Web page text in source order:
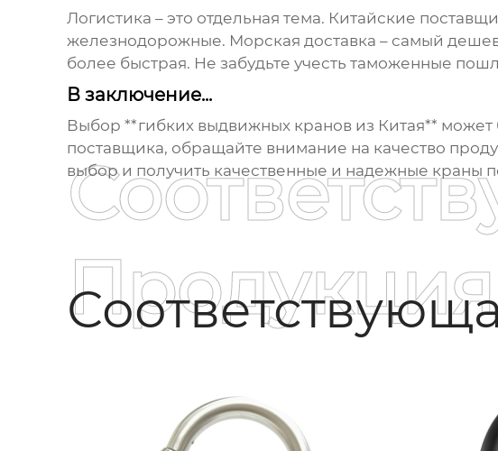
Логистика – это отдельная тема. Китайские
железнодорожные. Морская доставка – самый
более быстрая. Не забудьте учесть таможенные
В заключение...
Выбор **гибких выдвижных кранов из Китая**
поставщика, обращайте внимание на качество
выбор и получить качественные и надежные краны
Продукция